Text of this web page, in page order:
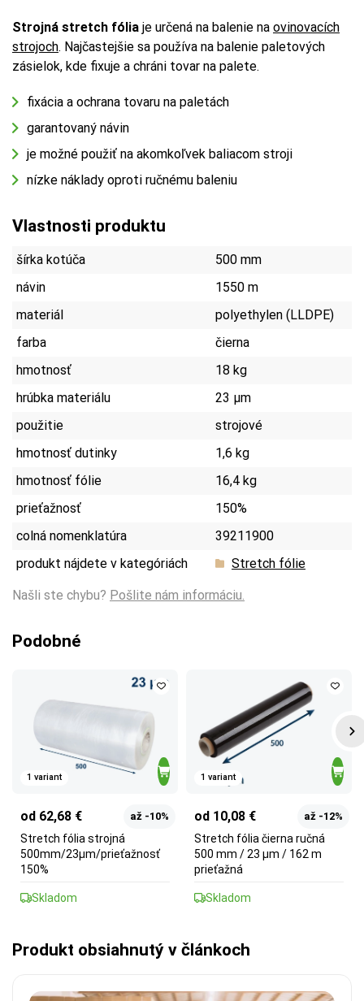
Strojná stretch fólia je určená na balenie na ovinovacích
strojoch. Najčastejšie sa používa na balenie paletových
zásielok, kde fixuje a chráni tovar na palete.
fixácia a ochrana tovaru na paletách
garantovaný návin
je možné použiť na akomkoľvek baliacom stroji
nízke náklady oproti ručnému baleniu
Vlastnosti produktu
šírka kotúča
500 mm
návin
1550 m
materiál
polyethylen (LLDPE)
farba
čierna
hmotnosť
18 kg
hrúbka materiálu
23 µm
použitie
strojové
hmotnosť dutinky
1,6 kg
hmotnosť fólie
16,4 kg
prieťažnosť
150%
colná nomenklatúra
39211900
produkt nájdete v kategóriách
Stretch fólie
Našli ste chybu? Pošlite nám informáciu.
Podobné
1 variant
od 62,68 € až -10%
Stretch fólia strojná
500mm/23µm/prieťažnosť
150%
Skladom
1 variant
od 10,08 € až -12%
Stretch fólia čierna ručná
500 mm / 23 µm / 162 m
prieťažná
Skladom
Produkt obsiahnutý v článkoch